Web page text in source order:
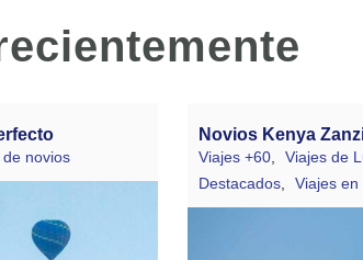
de novios
Novios Kenya
Viajes +60, Viajes de
Destacados, Viajes en